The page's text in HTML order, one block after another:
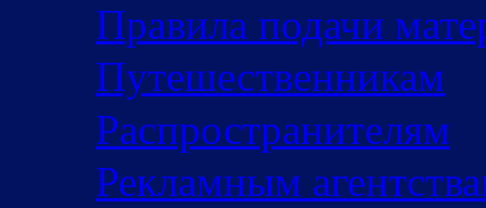
Правила подачи
Путешественникам
Распространителям
Рекламным